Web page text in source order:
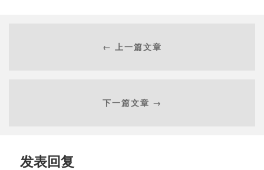
← 上一篇文章
下一篇文章 →
发表回复